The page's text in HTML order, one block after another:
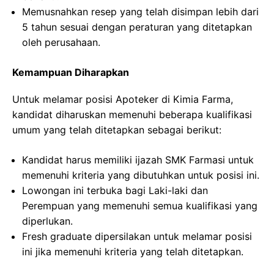
Memusnahkan resep yang telah disimpan lebih dari
5 tahun sesuai dengan peraturan yang ditetapkan
oleh perusahaan.
Kemampuan Diharapkan
Untuk melamar posisi Apoteker di Kimia Farma,
kandidat diharuskan memenuhi beberapa kualifikasi
umum yang telah ditetapkan sebagai berikut:
Kandidat harus memiliki ijazah SMK Farmasi untuk
memenuhi kriteria yang dibutuhkan untuk posisi ini.
Lowongan ini terbuka bagi Laki-laki dan
Perempuan yang memenuhi semua kualifikasi yang
diperlukan.
Fresh graduate dipersilakan untuk melamar posisi
ini jika memenuhi kriteria yang telah ditetapkan.